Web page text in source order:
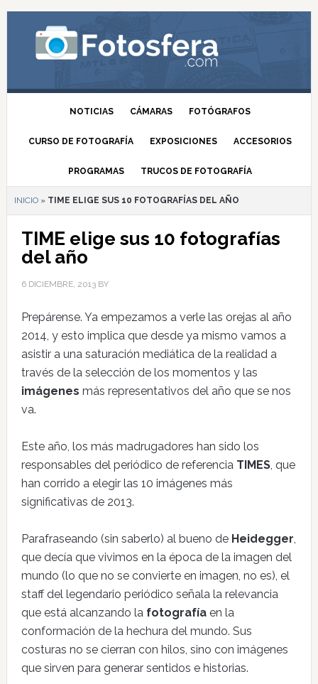
NOTICIAS CÁMARAS FOTÓGRAFOS
CURSO DE FOTOGRAFÍA EXPOSICIONES ACCESORIOS
PROGRAMAS TRUCOS DE FOTOGRAFÍA
INICIO» TIME ELIGE SUS 10 FOTOGRAFÍAS DEL AÑO
TIME elige sus 10 fotografías
del año
6 DICIEMBRE, 2013BY
Prepárense. Ya empezamos a verle las orejas al año
2014, y esto implica que desde ya mismo vamos a
asistir a una saturación mediática de la realidad a
través de la selección de los momentos y las
imágenes más representativos del año que se nos
va.
Este año, los más madrugadores han sido los
responsables del periódico de referencia TIMES, que
han corrido a elegir las 10 imágenes más
significativas de 2013.
Parafraseando (sin saberlo) al bueno de Heidegger,
que decía que vivimos en la época de la imagen del
mundo (lo que no se convierte en imagen, no es), el
staff del legendario periódico señala la relevancia
que está alcanzando la fotografíaen la
conformación de la hechura del mundo. Sus
costuras no se cierran con hilos, sino con imágenes
que sirven para generar sentidos e historias.